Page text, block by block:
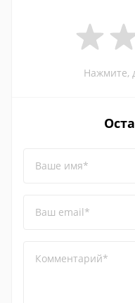
Нажмите,
Ваше имя*
Ваш email*
Комментарий*